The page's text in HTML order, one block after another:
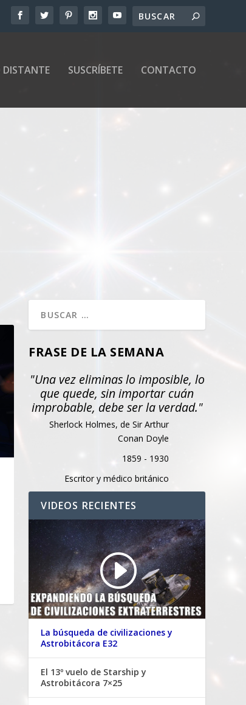
DISTANTE SUSCRÍBETE CONTACTO
FRASE DE LA SEMANA
"Una vez eliminas lo imposible, lo
que quede, sin importar cuán
improbable, debe ser la verdad."
Sherlock Holmes, de Sir Arthur
Conan Doyle
1859 - 1930
Escritor y médico británico
VIDEOS RECIENTES
La búsqueda de civilizaciones y
Astrobitácora E32
El 13º vuelo de Starship y
Astrobitácora 7×25